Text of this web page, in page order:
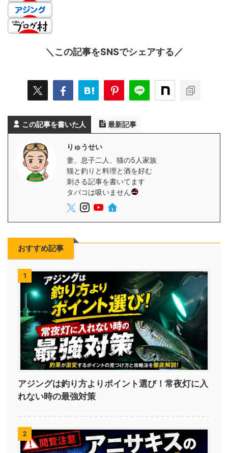
＼この記事をSNSでシェアする／
この記事を書いた人 最新記事
りゅうせい
妻、息子二人、猫の5人家族
猫と釣りと料理と酒を好む
刺さる記事を書いてます
タバコは吸いません
おすすめ記事
1
アジングは釣り方よりポイント選び！常夜灯に入
れない時の最強対策
2